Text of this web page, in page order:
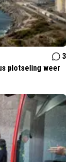
3
plotseling weer